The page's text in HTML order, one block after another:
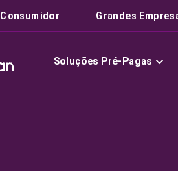
Consumidor Grandes
Soluções Pré-Pagas